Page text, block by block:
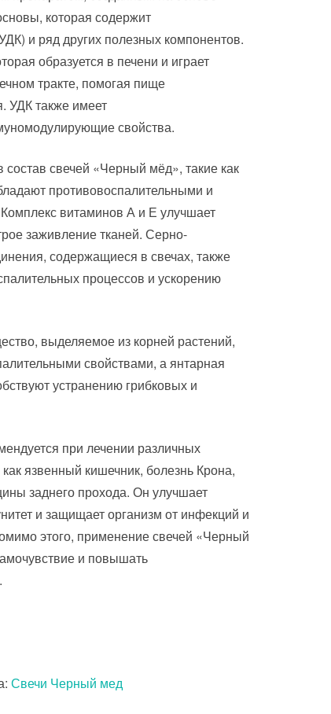
которая содержит
и ряд других полезных компонентов.
образуется в печени и играет
тракте, помогая пище
УДК также имеет
свойства.
свечей «Черный мёд», такие как
противовоспалительными и
витаминов А и Е улучшает
заживление тканей. Серно-
содержащиеся в свечах, также
процессов и ускорению
выделяемое из корней растений,
свойствами, а янтарная
устранению грибковых и
при лечении различных
язвенный кишечник, болезнь Крона,
заднего прохода. Он улучшает
и защищает организм от инфекций и
этого, применение свечей «Черный
и повышать
Свечи Черный мед